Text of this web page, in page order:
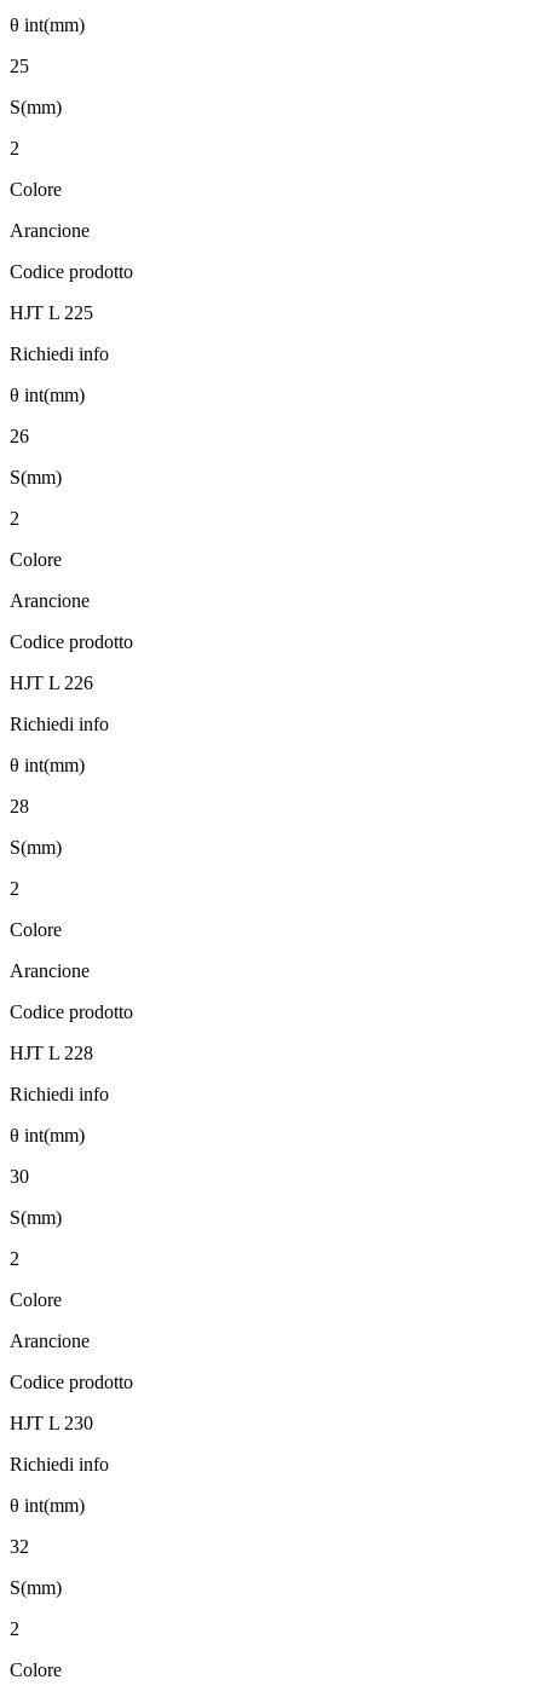
θ int(mm)
25
S(mm)
2
Colore
Arancione
Codice prodotto
HJT L 225
Richiedi info
θ int(mm)
26
S(mm)
2
Colore
Arancione
Codice prodotto
HJT L 226
Richiedi info
θ int(mm)
28
S(mm)
2
Colore
Arancione
Codice prodotto
HJT L 228
Richiedi info
θ int(mm)
30
S(mm)
2
Colore
Arancione
Codice prodotto
HJT L 230
Richiedi info
θ int(mm)
32
S(mm)
2
Colore